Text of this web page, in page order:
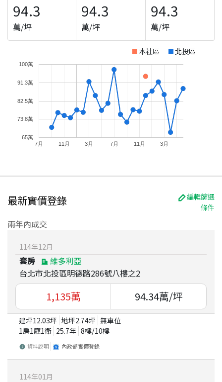
94.3
萬/坪
94.3
萬/坪
94.3
萬/坪
本社區 北投區
7月 11月 3月 7月 11月 3月
65萬
73.8萬
82.5萬
91.3萬
100萬
最新實價登錄
編輯篩選
條件
兩年內成交
114年12月
套房
維多利亞
台北市北投區明德路286號八樓之2
1,135萬 94.34萬/坪
建坪12.03坪 地坪2.74坪 無車位
1房1廳1衛 25.7年 8樓/10樓
資料說明 內政部實價登錄
114年01 月